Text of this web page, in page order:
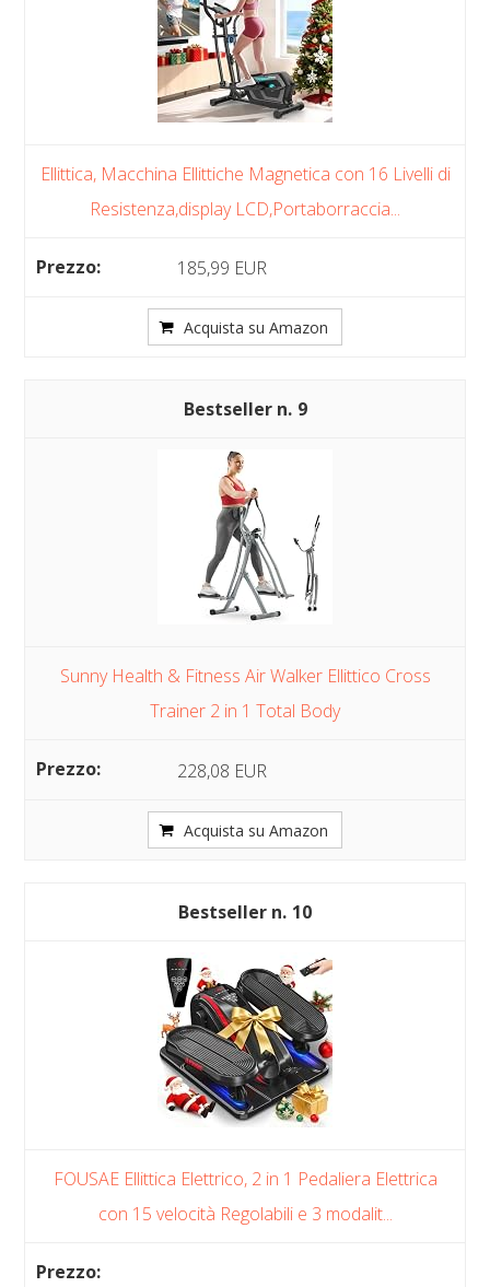
Ellittica, Macchina Ellittiche Magnetica con 16 Livelli di
Resistenza,display LCD,Portaborraccia...
185,99 EUR
Acquista su Amazon
9
Sunny Health & Fitness Air Walker Ellittico Cross
Trainer 2 in 1 Total Body
228,08 EUR
Acquista su Amazon
10
FOUSAE Ellittica Elettrico, 2 in 1 Pedaliera Elettrica
con 15 velocità Regolabili e 3 modalit...